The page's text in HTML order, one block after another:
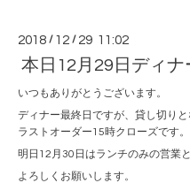
2018 / 12 / 29 11:02
本日12月29日ディ
いつもありがとうございます。
ディナー最終日ですが、貸し切り
ラストオーダー15時クローズです。
明日12月30日はランチのみの営業と
よろしくお願いします。